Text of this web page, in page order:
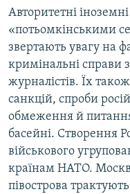
Авторитетні
«потьомкінськими
звертають увагу на
кримінальні справи
журналістів. Їх
санкцій, спроби
обмеження й
басейні. Створення
військового
країнам НАТО.
півострова